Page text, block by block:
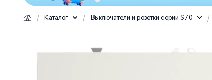
/ Каталог / Выключатели и розетки серии S70 /